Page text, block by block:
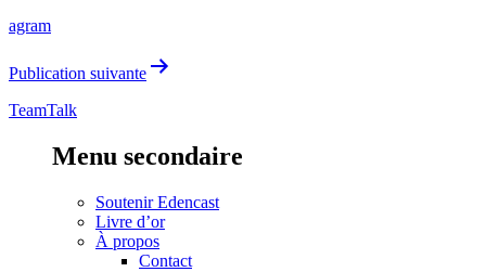
l’article
agram
Publication suivante
TeamTalk
Menu secondaire
Soutenir Edencast
Livre d’or
À propos
Contact